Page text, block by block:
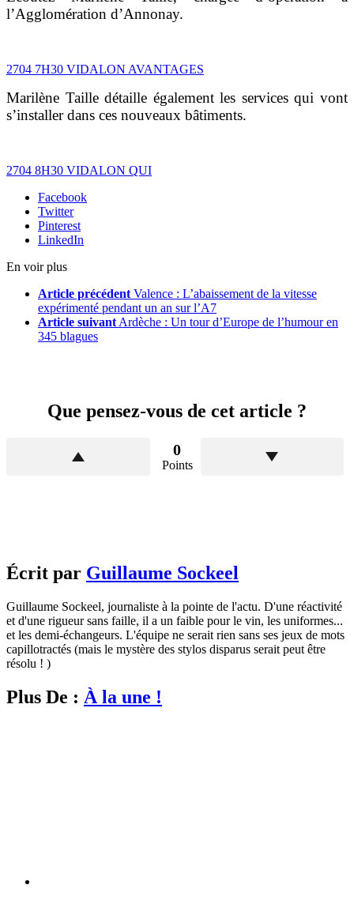
l’Agglomération d’Annonay.
2704 7H30 VIDALON AVANTAGES
Marilène Taille détaille également les services qui vont
s’installer dans ces nouveaux bâtiments.
2704 8H30 VIDALON QUI
Facebook
Twitter
Pinterest
LinkedIn
En voir plus
Article précédent Valence : L’abaissement de la vitesse
expérimenté pendant un an sur l’A7
Article suivant Ardèche : Un tour d’Europe de l’humour en
345 blagues
Que pensez-vous de cet article ?
0
Points
Écrit par Guillaume Sockeel
Guillaume Sockeel, journaliste à la pointe de l'actu. D'une réactivité
et d'une rigueur sans faille, il a un faible pour le vin, les uniformes...
et les demi-échangeurs. L'équipe ne serait rien sans ses jeux de mots
capillotractés (mais le mystère des stylos disparus serait peut être
résolu ! )
Plus De : À la une !